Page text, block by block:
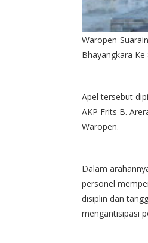
Waropen-
Bhayangkara
Apel tersebut
AKP Frits B.
Waropen.
Dalam
personel
disiplin dan
mengantisipasi